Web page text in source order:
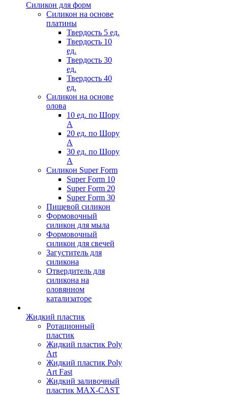
Силикон для форм
Силикон на основе
платины
Твердость 5 ед.
Твердость 10
ед.
Твердость 30
ед.
Твердость 40
ед.
Силикон на основе
олова
10 ед. по Шору
А
20 ед. по Шору
А
30 ед. по Шору
А
Силикон Super Form
Super Form 10
Super Form 20
Super Form 30
Пищевой силикон
Формовочный
силикон для мыла
Формовочный
силикон для свечей
Загуститель для
силикона
Отвердитель для
силикона на
оловянном
катализаторе
Жидкий пластик
Ротационный
пластик
Жидкий пластик Poly
Art
Жидкий пластик Poly
Art Fast
Жидкий заливочный
пластик MAX-CAST